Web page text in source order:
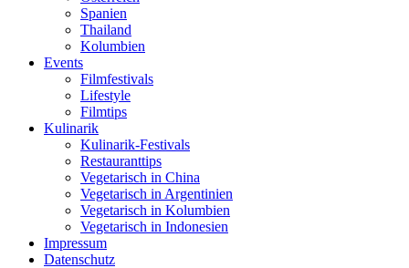
Spanien
Thailand
Kolumbien
Events
Filmfestivals
Lifestyle
Filmtips
Kulinarik
Kulinarik-Festivals
Restauranttips
Vegetarisch in China
Vegetarisch in Argentinien
Vegetarisch in Kolumbien
Vegetarisch in Indonesien
Impressum
Datenschutz